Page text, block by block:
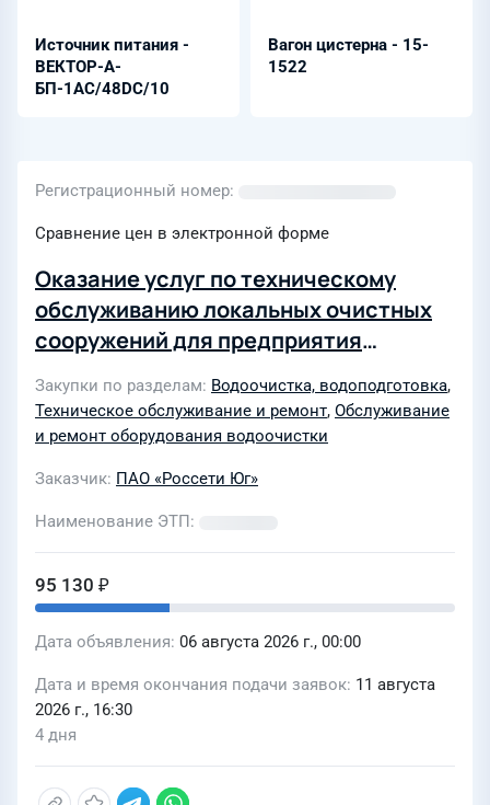
Источник питания -
ВЕКТОР-А-
БП-1AC/48DC/10
Вагон цистерна - 15-
1522
Регистрационный номер
Сравнение цен в электронной форме
Оказание услуг по техническому
обслуживанию локальных очистных
сооружений для предприятия
филиала ПАО «Россети Юг» -
«Кубаньэнерго»
Закупки по разделам Водоочистка, водоподготовка,
Техническое обслуживание и ремонт, Обслуживание
и ремонт оборудования водоочистки
Заказчик ПАО «Россети Юг»
Наименование ЭТП
95 130 ₽
Дата объявления 06 августа 2026 г., 00:00
Дата и время окончания подачи заявок 11 августа
2026 г., 16:30
4 дня